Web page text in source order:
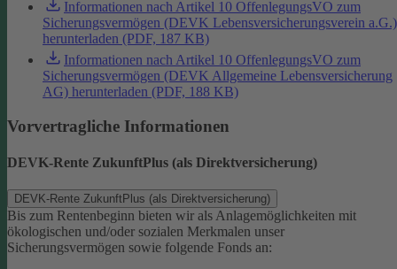
Informationen nach Artikel 10 OffenlegungsVO zum
Sicherungsvermögen (DEVK Lebensversicherungsverein a.G.)
herunterladen (PDF, 187 KB)
Informationen nach Artikel 10 OffenlegungsVO zum
Sicherungsvermögen (DEVK Allgemeine Lebensversicherung
AG) herunterladen (PDF, 188 KB)
Vorvertragliche Informationen
DEVK-Rente ZukunftPlus (als Direktversicherung)
DEVK-Rente ZukunftPlus (als Direktversicherung)
Bis zum Rentenbeginn bieten wir als Anlagemöglichkeiten mit
ökologischen und/oder sozialen Merkmalen unser
Sicherungsvermögen sowie folgende Fonds an: